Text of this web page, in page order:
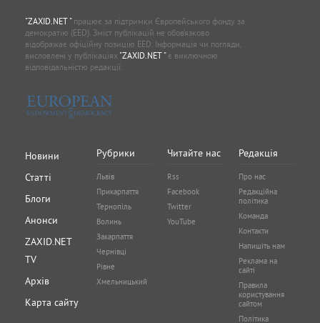
"ZAXID.NET "працює за підтримки Європейського фонду за
демократію (EED). Зміст публікацій не обов’язково
відображає офіційну позицію EED. Інформація чи погляди,
висловлені у публікаціях "ZAXID.NET "є виключною
відповідальністю редакції.
Новини
Статті
Блоги
Анонси
ZAXID.NET
TV
Архів
Карта сайту
Рубрики
Львів
Прикарпаття
Тернопіль
Волинь
Закарпаття
Чернівці
Рівне
Хмельницький
Читайте нас
Rss
Facebook
Twitter
YouTube
Редакція
Про нас
Редакційна
політика
Команда
Контакти
Напишіть нам
Реклама на
сайті
Правила
користування
сайтом
Політика